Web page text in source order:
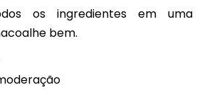
os ingredientes em uma
bem.